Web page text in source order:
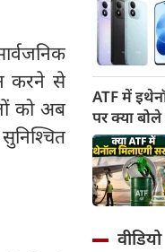
करने से
को अब
ATF में
पर क्या बोले
वीडियो